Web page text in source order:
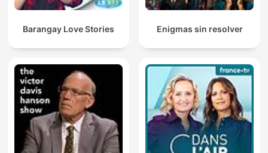
Barangay Love Stories Enigmas sin resolver